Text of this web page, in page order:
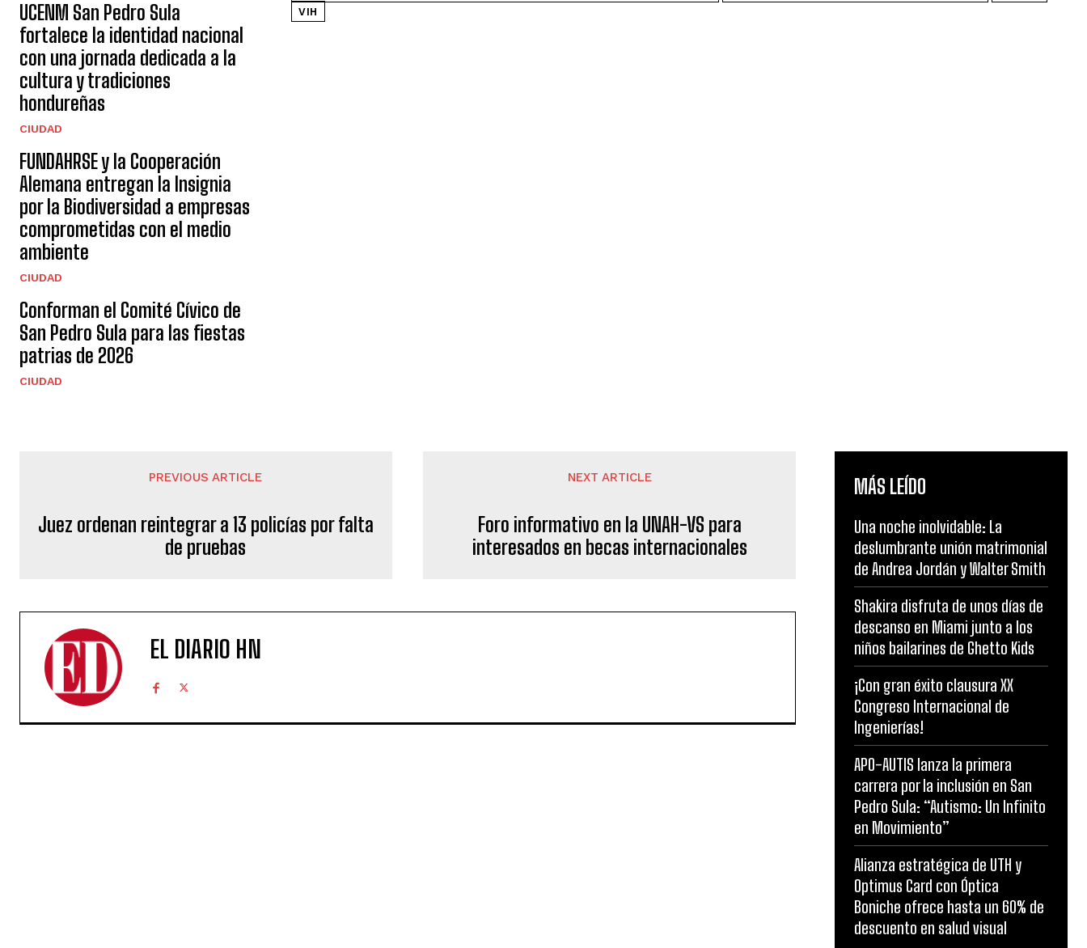
UCENM San Pedro Sula
fortalece la identidad nacional
con una jornada dedicada a la
cultura y tradiciones
hondureñas
CIUDAD
FUNDAHRSE y la Cooperación
Alemana entregan la Insignia
por la Biodiversidad a empresas
comprometidas con el medio
ambiente
CIUDAD
Conforman el Comité Cívico de
San Pedro Sula para las fiestas
patrias de 2026
CIUDAD
VIH
PREVIOUS ARTICLE
Juez ordenan reintegrar a 13 policías por falta
de pruebas
NEXT ARTICLE
Foro informativo en la UNAH-VS para
interesados en becas internacionales
EL DIARIO HN
MÁS LEÍDO
Una noche inolvidable: La
deslumbrante unión matrimonial
de Andrea Jordán y Walter Smith
Shakira disfruta de unos días de
descanso en Miami junto a los
niños bailarines de Ghetto Kids
¡Con gran éxito clausura XX
Congreso Internacional de
Ingenierías!
APO-AUTIS lanza la primera
carrera por la inclusión en San
Pedro Sula: “Autismo: Un Infinito
en Movimiento”
Alianza estratégica de UTH y
Optimus Card con Óptica
Boniche ofrece hasta un 60% de
descuento en salud visual